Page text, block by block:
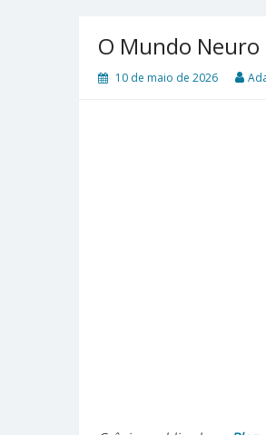
O Mundo Neuro
10 de maio de 2026